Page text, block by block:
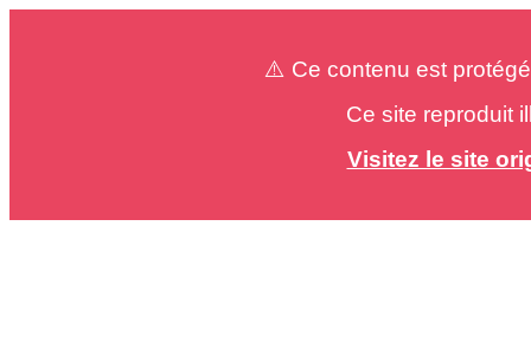
⚠️ Ce contenu est
Ce site reproduit
Visitez le site